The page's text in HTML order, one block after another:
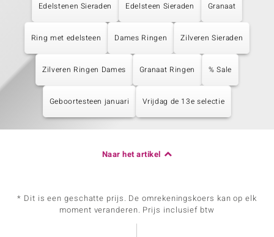
Edelstenen Sieraden Edelsteen Sieraden Granaat
Ring met edelsteen Dames Ringen Zilveren Sieraden
Zilveren Ringen Dames Granaat Ringen % Sale
Geboortesteen januari Vrijdag de 13e selectie
Naar het artikel
* Dit is een geschatte prijs. De omrekeningskoers kan op elk
moment veranderen. Prijs inclusief btw